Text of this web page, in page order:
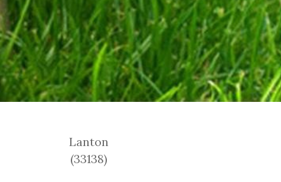
Lanton
(33138)